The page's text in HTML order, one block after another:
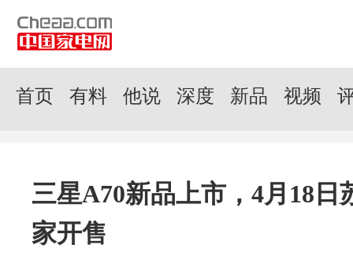
首页 有料 他说 深度 新品 视频
三星A70新品上市，4月18日
家开售